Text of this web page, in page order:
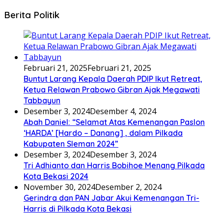
Berita Politik
Februari 21, 2025Februari 21, 2025
Buntut Larang Kepala Daerah PDIP Ikut Retreat,
Ketua Relawan Prabowo Gibran Ajak Megawati
Tabbayun
Desember 3, 2024Desember 4, 2024
Abah Daniel: “Selamat Atas Kemenangan Paslon
‘HARDA’ [Hardo – Danang] , dalam Pilkada
Kabupaten Sleman 2024”
Desember 3, 2024Desember 3, 2024
Tri Adhianto dan Harris Bobihoe Menang Pilkada
Kota Bekasi 2024
November 30, 2024Desember 2, 2024
Gerindra dan PAN Jabar Akui Kemenangan Tri-
Harris di Pilkada Kota Bekasi